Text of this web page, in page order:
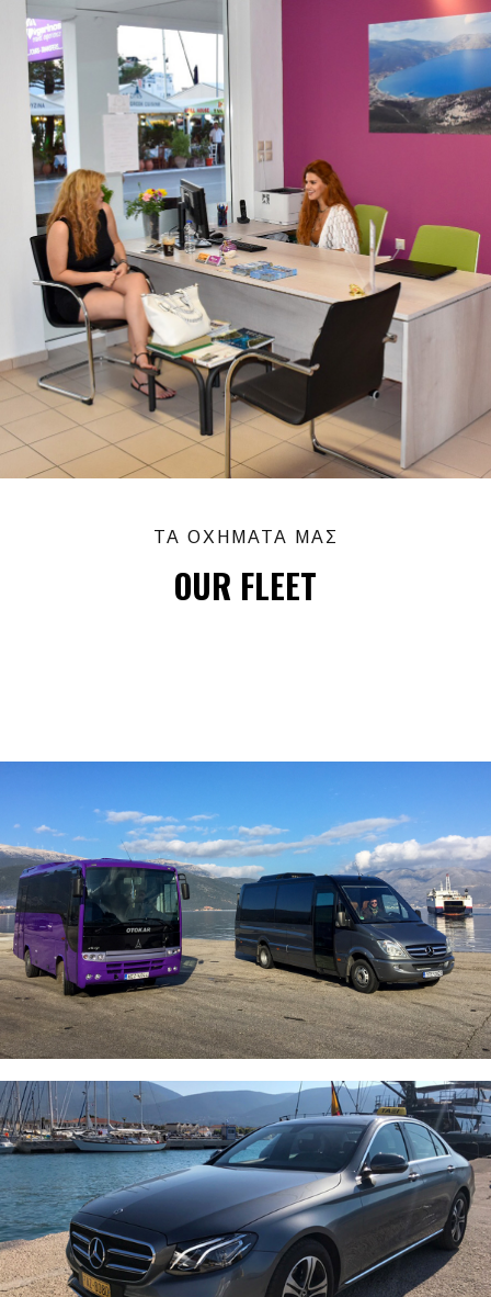
ΤΑ ΟΧΗΜΑΤΑ ΜΑΣ
OUR FLEET